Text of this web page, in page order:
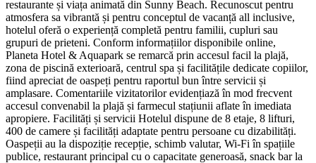
restaurante și viața animată din Sunny Beach. Recunoscut pentru
atmosfera sa vibrantă și pentru conceptul de vacanță all inclusive,
hotelul oferă o experiență completă pentru familii, cupluri sau
grupuri de prieteni. Conform informațiilor disponibile online,
Planeta Hotel & Aquapark se remarcă prin accesul facil la plajă,
zona de piscină exterioară, centrul spa și facilitățile dedicate copiilor,
fiind apreciat de oaspeți pentru raportul bun între servicii și
amplasare. Comentariile vizitatorilor evidențiază în mod frecvent
accesul convenabil la plajă și farmecul stațiunii aflate în imediata
apropiere. Facilități și servicii Hotelul dispune de 8 etaje, 8 lifturi,
400 de camere și facilități adaptate pentru persoane cu dizabilități.
Oaspeții au la dispoziție recepție, schimb valutar, Wi-Fi în spațiile
publice, restaurant principal cu o capacitate generoasă, snack bar la